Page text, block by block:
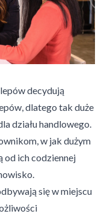
decydują
dlatego tak duże
działu handlowego.
w jak dużym
od ich codziennej
się w miejscu
lub
lub region, w
stron
użytkownicy
anonimowe
Celem jest
dla